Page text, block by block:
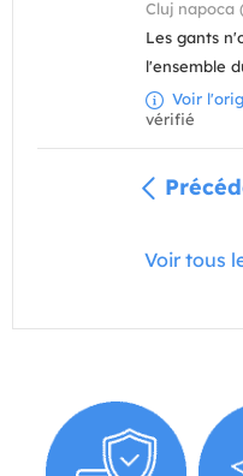
Cluj napoca
Les gants
l'ensemble
Voir
vérifié
Voir tous